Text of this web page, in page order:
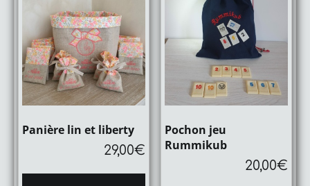
Panière lin et liberty
29,00€
Pochon jeu
Rummikub
20,00€